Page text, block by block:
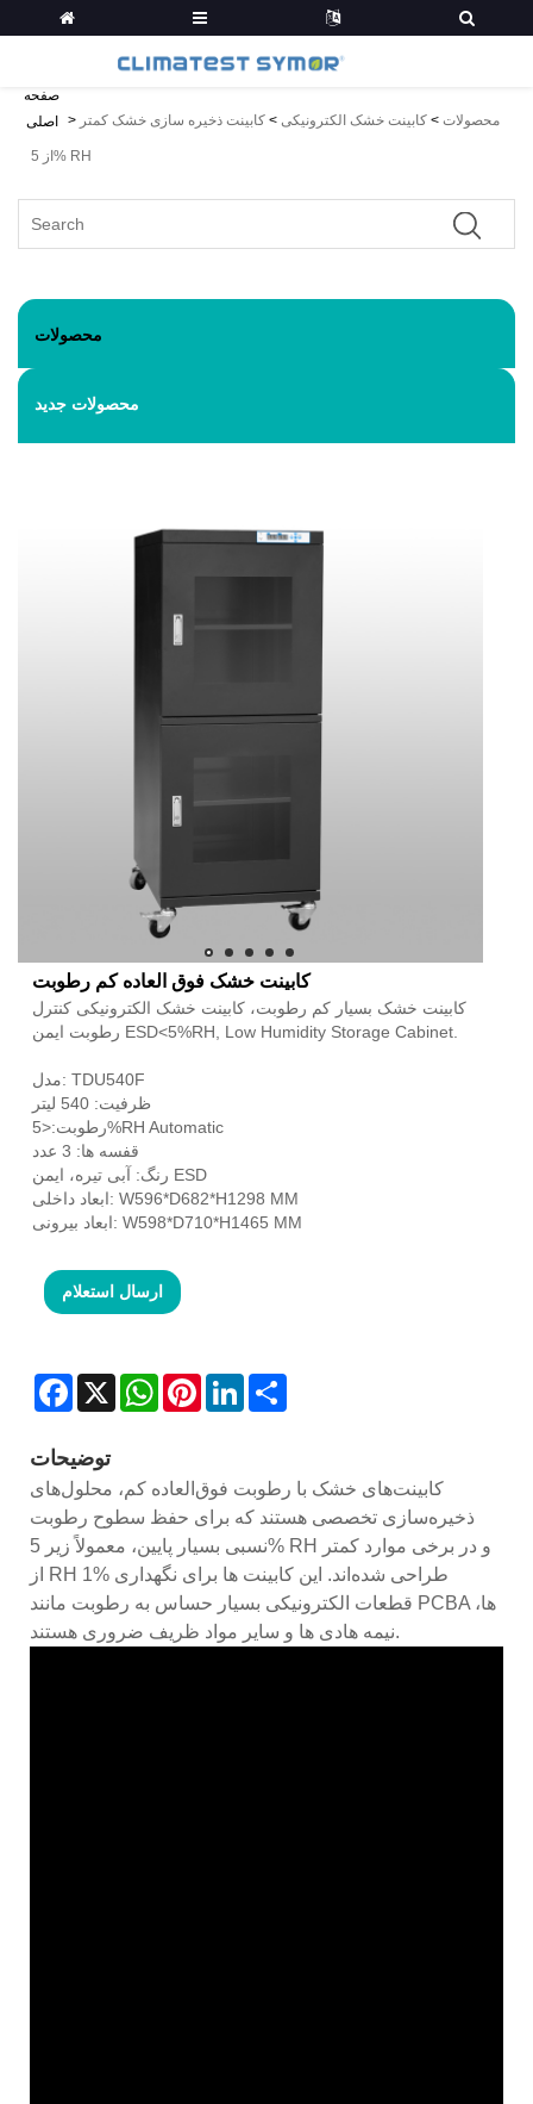
صفحه
اصلی
> محصولات > کابینت خشک الکترونیکی > کابینت ذخیره سازی خشک کمتر
از 5% RH
محصولات
محصولات جدید
کابینت خشک فوق العاده کم رطوبت
کابینت خشک بسیار کم رطوبت، کابینت خشک الکترونیکی کنترل
رطوبت ایمن ESD<5%RH, Low Humidity Storage Cabinet.
مدل: TDU540F
ظرفیت: 540 لیتر
رطوبت:<5%RH Automatic
قفسه ها: 3 عدد
رنگ: آبی تیره، ایمن ESD
ابعاد داخلی: W596*D682*H1298 MM
ابعاد بیرونی: W598*D710*H1465 MM
ارسال استعلام
Facebook
X WhatsAppPinterestLinkedIn
توضیحات
کابینت‌های خشک با رطوبت فوق‌العاده کم، محلول‌های
ذخیره‌سازی تخصصی هستند که برای حفظ سطوح رطوبت
نسبی بسیار پایین، معمولاً زیر 5% RH و در برخی موارد کمتر
از RH 1% طراحی شده‌اند. این کابینت ها برای نگهداری
قطعات الکترونیکی بسیار حساس به رطوبت مانند PCBA ها،
نیمه هادی ها و سایر مواد ظریف ضروری هستند.